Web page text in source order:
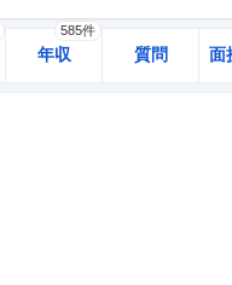
年収
585件
質問 面